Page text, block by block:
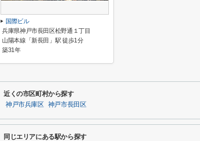
国際ビル
兵庫県神戸市長田区松野通１丁目
山陽本線「新長田」駅 徒歩1分
築31年
近くの市区町村から探す
神戸市兵庫区 神戸市長田区
同じエリアにある駅から探す